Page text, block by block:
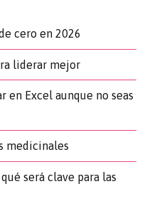
cero en 2026
liderar mejor
en Excel aunque no seas
medicinales
será clave para las